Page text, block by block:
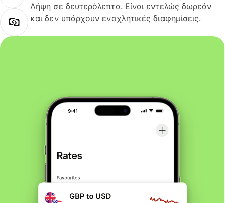
Λήψη σε δευτερόλεπτα. Είναι εντελώς δωρεάν
και δεν υπάρχουν ενοχλητικές διαφημίσεις.